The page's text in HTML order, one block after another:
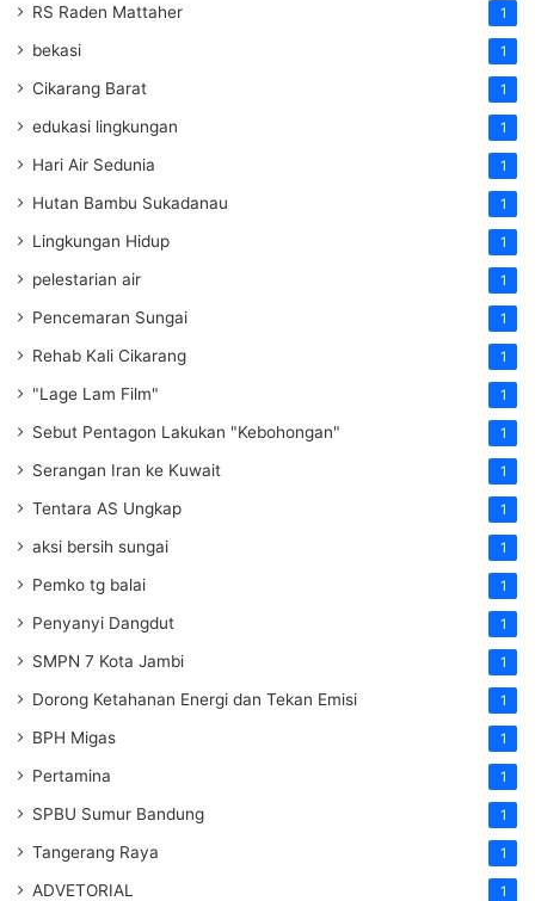
RS Raden Mattaher 1
bekasi 1
Cikarang Barat 1
edukasi lingkungan 1
Hari Air Sedunia 1
Hutan Bambu Sukadanau 1
Lingkungan Hidup 1
pelestarian air 1
Pencemaran Sungai 1
Rehab Kali Cikarang 1
"Lage Lam Film" 1
Sebut Pentagon Lakukan "Kebohongan" 1
Serangan Iran ke Kuwait 1
Tentara AS Ungkap 1
aksi bersih sungai 1
Pemko tg balai 1
Penyanyi Dangdut 1
SMPN 7 Kota Jambi 1
Dorong Ketahanan Energi dan Tekan Emisi 1
BPH Migas 1
Pertamina 1
SPBU Sumur Bandung 1
Tangerang Raya 1
ADVETORIAL 1